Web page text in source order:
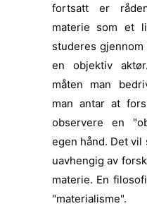
fortsatt er
materie som et
studeres
en objektiv
måten man
man antar at
observere en
egen hånd. Det
uavhengig av
materie. En
"materialisme".